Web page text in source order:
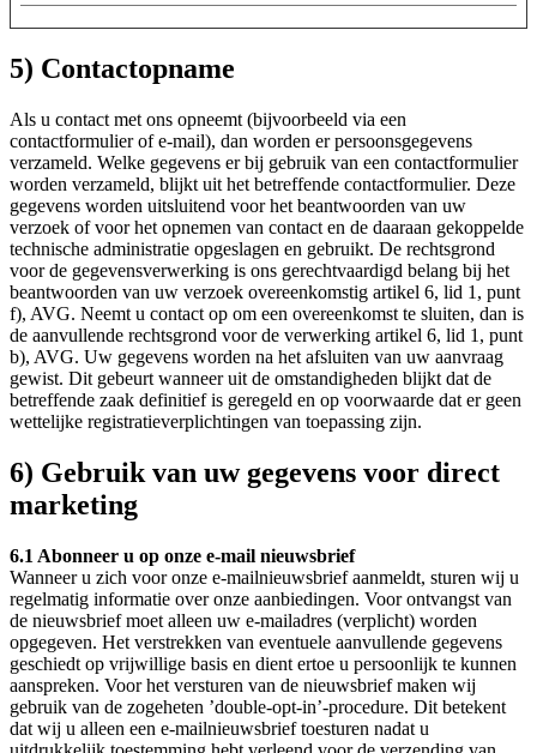
5) Contactopname
Als u contact met ons opneemt (bijvoorbeeld via een
contactformulier of e-mail), dan worden er persoonsgegevens
verzameld. Welke gegevens er bij gebruik van een contactformulier
worden verzameld, blijkt uit het betreffende contactformulier. Deze
gegevens worden uitsluitend voor het beantwoorden van uw
verzoek of voor het opnemen van contact en de daaraan gekoppelde
technische administratie opgeslagen en gebruikt. De rechtsgrond
voor de gegevensverwerking is ons gerechtvaardigd belang bij het
beantwoorden van uw verzoek overeenkomstig artikel 6, lid 1, punt
f), AVG. Neemt u contact op om een overeenkomst te sluiten, dan is
de aanvullende rechtsgrond voor de verwerking artikel 6, lid 1, punt
b), AVG. Uw gegevens worden na het afsluiten van uw aanvraag
gewist. Dit gebeurt wanneer uit de omstandigheden blijkt dat de
betreffende zaak definitief is geregeld en op voorwaarde dat er geen
wettelijke registratieverplichtingen van toepassing zijn.
6) Gebruik van uw gegevens voor direct
marketing
6.1 Abonneer u op onze e-mail nieuwsbrief
Wanneer u zich voor onze e-mailnieuwsbrief aanmeldt, sturen wij u
regelmatig informatie over onze aanbiedingen. Voor ontvangst van
de nieuwsbrief moet alleen uw e-mailadres (verplicht) worden
opgegeven. Het verstrekken van eventuele aanvullende gegevens
geschiedt op vrijwillige basis en dient ertoe u persoonlijk te kunnen
aanspreken. Voor het versturen van de nieuwsbrief maken wij
gebruik van de zogeheten ’double-opt-in’-procedure. Dit betekent
dat wij u alleen een e-mailnieuwsbrief toesturen nadat u